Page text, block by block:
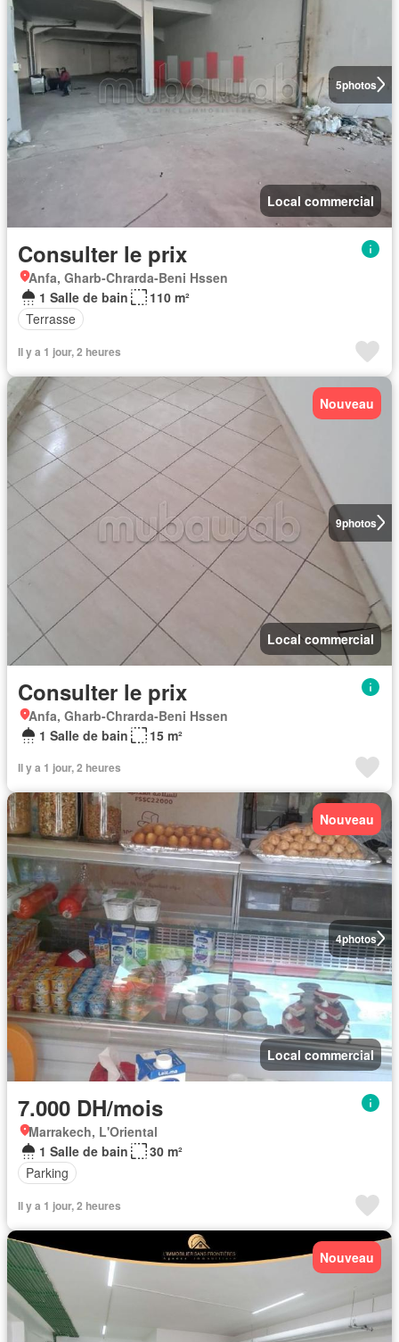
5photos
Local commercial
Consulter le prix
Anfa, Gharb-Chrarda-Beni Hssen
1 Salle de bain
110 m²
Terrasse
Il y a 1 jour, 2 heures
9photos
Nouveau
Local commercial
Consulter le prix
Anfa, Gharb-Chrarda-Beni Hssen
1 Salle de bain
15 m²
Il y a 1 jour, 2 heures
4photos
Nouveau
Local commercial
7.000 DH/mois
Marrakech, L'Oriental
1 Salle de bain
30 m²
Parking
Il y a 1 jour, 2 heures
Nouveau